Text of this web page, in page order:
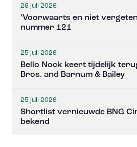
26 juli 2026
‘Voorwaarts en niet
nummer 121
25 juli 2026
Bello Nock keert tijdelijk
Bros. and Barnum & Bailey
25 juli 2026
Shortlist vernieuwde BNG
bekend